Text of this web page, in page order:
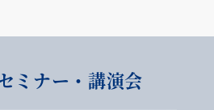
ミナー・講演会